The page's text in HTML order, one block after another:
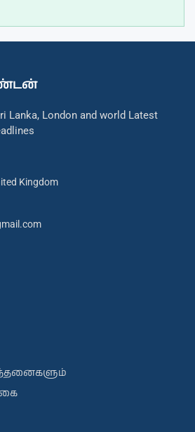
Lanka, London and world Latest
Kingdom